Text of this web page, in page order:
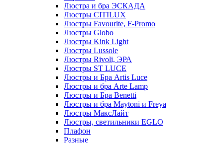
Люстра и бра ЭСКАДА
Люстры CITILUX
Люстры Favourite, F-Promo
Люстры Globo
Люстры Kink Light
Люстры Lussole
Люстры Rivoli, ЭРА
Люстры ST LUCE
Люстры и Бра Artis Luce
Люстры и бра Arte Lamp
Люстры и Бра Benetti
Люстры и бра Maytoni и Freya
Люстры МаксЛайт
Люстры, светильники EGLO
Плафон
Разные